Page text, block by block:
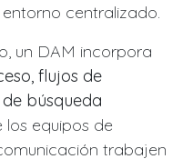
centralizado.
un DAM incorpora
flujos de
búsqueda
los equipos de
trabajen